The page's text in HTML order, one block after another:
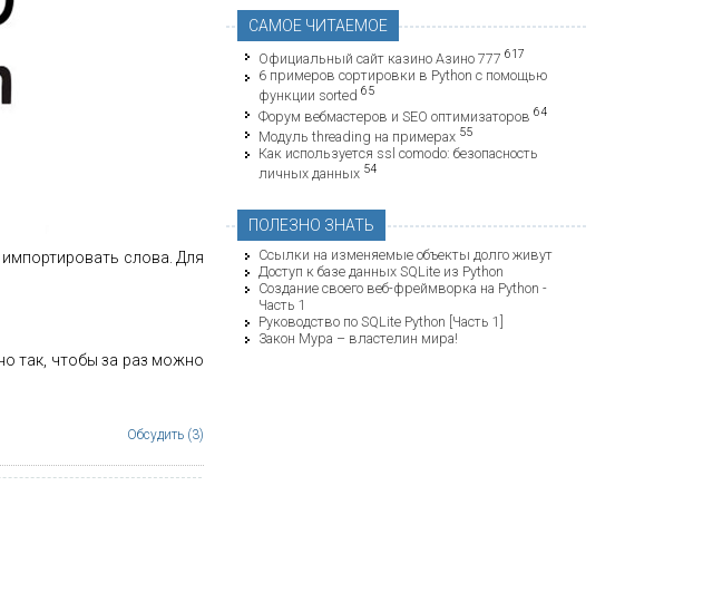
импортировать слова. Для
так, чтобы за раз можно
Обсудить (3)
САМОЕ ЧИТАЕМОЕ
Официальный сайт казино Азино 777 617
6 примеров сортировки в Python с помощью
функции sorted 65
Форум вебмастеров и SEO оптимизаторов 64
Модуль threading на примерах 55
Как используется ssl comodo: безопасность
личных данных 54
ПОЛЕЗНО ЗНАТЬ
Ссылки на изменяемые объекты долго живут
Доступ к базе данных SQLite из Python
Создание своего веб-фреймворка на Python -
Часть 1
Руководство по SQLite Python [Часть 1]
Закон Мура – властелин мира!